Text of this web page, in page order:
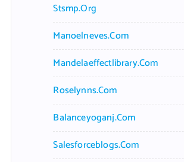
Stsmp.org
Manoelneves.com
Mandelaeffectlibrary.com
Roselynns.com
Balanceyoganj.com
Salesforceblogs.com